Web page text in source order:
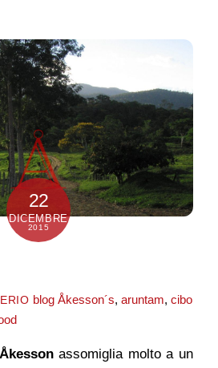
22
DICEMBRE
2015
blog Åkesson´s, aruntam, cibo
assomiglia molto a un